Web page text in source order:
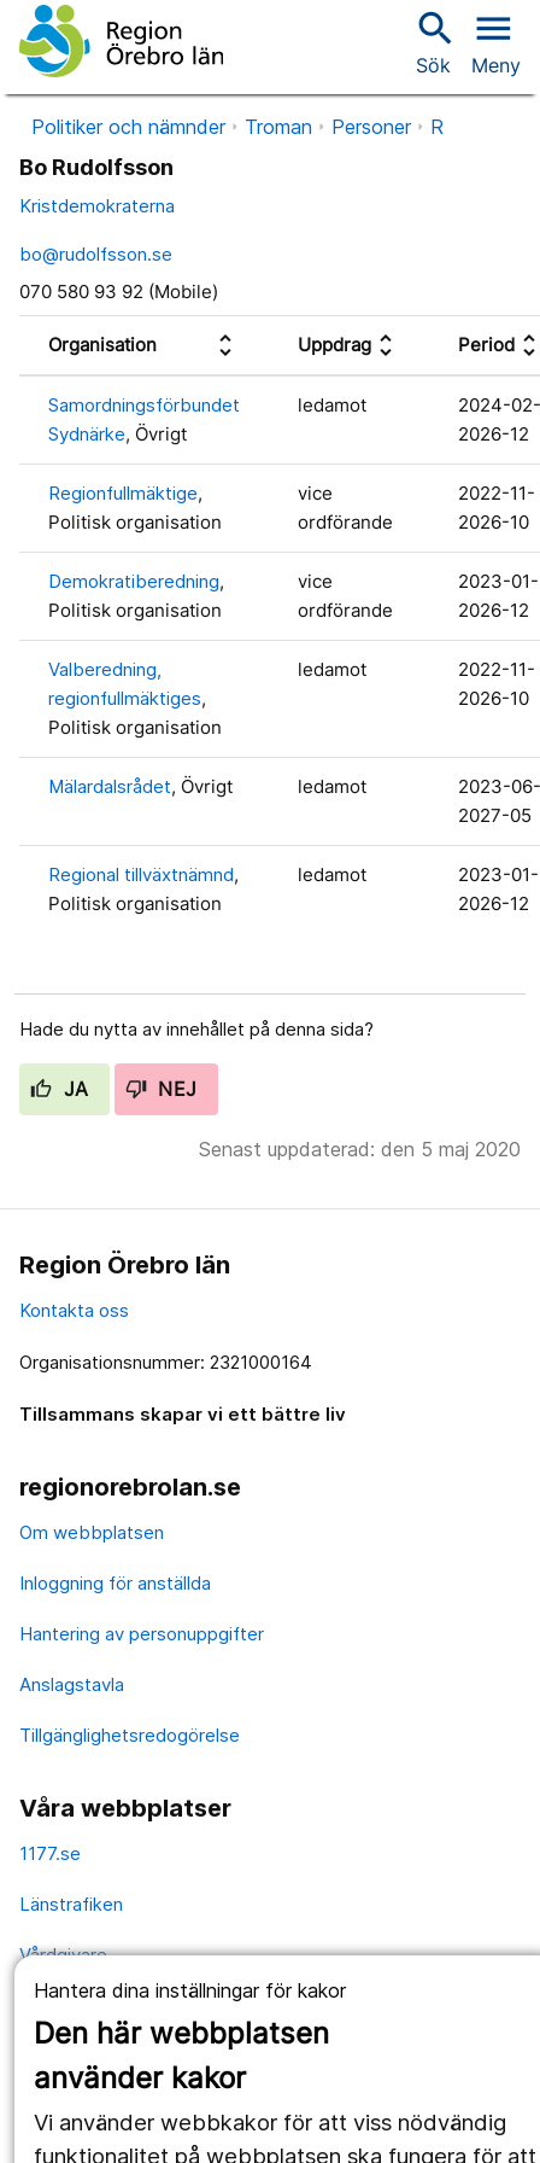
Hantera dina inställningar för kakor
Den här webbplatsen
använder kakor
Vi använder webbkakor för att viss nödvändig
funktionalitet på webbplatsen ska fungera för att
search
Sök
menu
Meny
Politiker och nämnder Troman Personer R
Bo Rudolfsson
Kristdemokraterna
bo@rudolfsson.se
070 580 93 92 (Mobile)
Organisation unfold_more Uppdrag unfold_more Period
Samordningsförbundet
Sydnärke, Övrigt
ledamot
2024-02-
2026-12
Regionfullmäktige,
Politisk organisation
vice
ordförande
2022-11-
2026-10
Demokratiberedning,
Politisk organisation
vice
ordförande
2023-01-
2026-12
Valberedning,
regionfullmäktiges,
Politisk organisation
ledamot
2022-11-
2026-10
Mälardalsrådet, Övrigt ledamot
2023-06-
2027-05
Regional tillväxtnämnd,
Politisk organisation
ledamot
2023-01-
2026-12
Hade du nytta av innehållet på denna sida?
JA NEJ
Senast uppdaterad: den 5 maj 2020
Region Örebro län
Kontakta oss
Organisationsnummer: 2321000164
Tillsammans skapar vi ett bättre liv
regionorebrolan.se
Om webbplatsen
Inloggning för anställda
Hantering av personuppgifter
Anslagstavla
Tillgänglighetsredogörelse
Våra webbplatser
1177.se
Länstrafiken
Vårdgivare
Utveckling
Följ oss
Facebook